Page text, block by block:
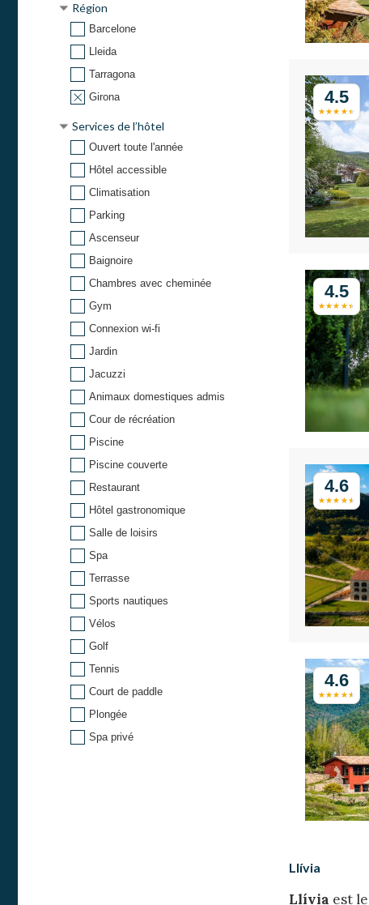
Région
Barcelone
Lleida
Tarragona
Girona
Services de l’hôtel
Ouvert toute l'année
Hôtel accessible
Climatisation
Parking
Ascenseur
Baignoire
Chambres avec cheminée
Gym
Connexion wi-fi
Jardin
Jacuzzi
Animaux domestiques admis
Cour de récréation
Piscine
Piscine couverte
Restaurant
Hôtel gastronomique
Salle de loisirs
Spa
Terrasse
Sports nautiques
Vélos
Golf
Tennis
Court de paddle
Plongée
Spa privé
4.5
4.5
4.6
4.6
Llívia
Llívia est